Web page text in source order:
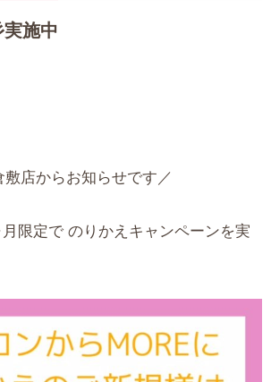
施中
敷店からお知らせです／
限定で のりかえキャンペーンを実